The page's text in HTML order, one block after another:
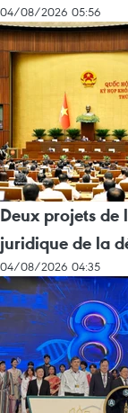
04/08/2026 05:56
Deux projets
juridique de la
04/08/2026 04:35